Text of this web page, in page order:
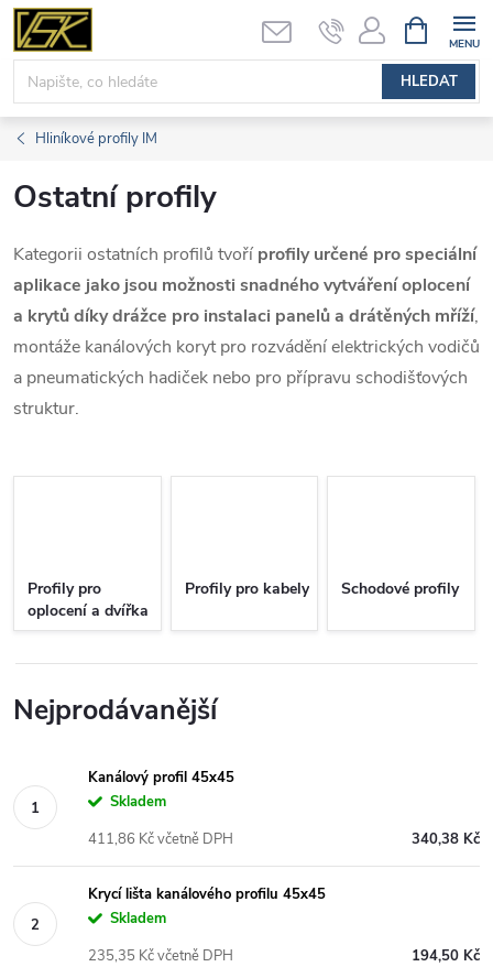
Přejít
obsah
HLEDAT
NÁKUPNÍ
KOŠÍK
Hliníkové profily IM
Ostatní profily
Kategorii ostatních profilů tvoří profily určené pro speciální
aplikace jako jsou možnosti snadného vytváření oplocení
a krytů díky drážce pro instalaci panelů a drátěných mříží,
montáže kanálových koryt pro rozvádění elektrických vodičů
a pneumatických hadiček nebo pro přípravu schodišťových
struktur.
Profily pro
oplocení a dvířka
Profily pro kabely Schodové profily
Nejprodávanější
Kanálový profil 45x45
Skladem
340,38 Kč
411,86 Kč včetně DPH
Krycí lišta kanálového profilu 45x45
Skladem
194,50 Kč
235,35 Kč včetně DPH